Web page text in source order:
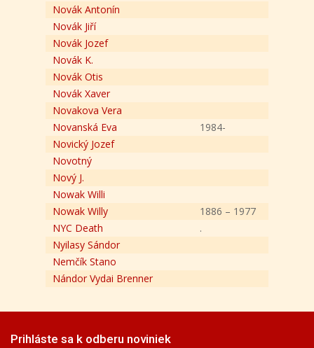
Novák Antonín
Novák Jiří
Novák Jozef
Novák K.
Novák Otis
Novák Xaver
Novakova Vera
Novanská Eva
1984-
Novický Jozef
Novotný
Nový J.
Nowak Willi
Nowak Willy
1886 – 1977
NYC Death
.
Nyilasy Sándor
Nemčík Stano
Nándor Vydai Brenner
Prihláste sa k odberu noviniek